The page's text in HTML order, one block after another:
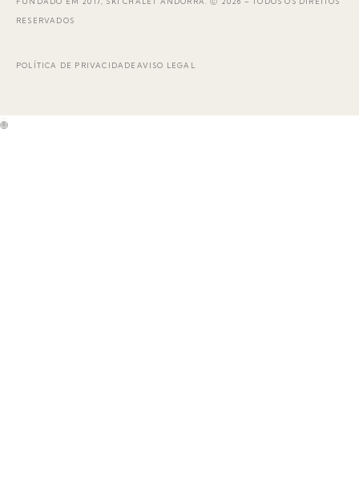
POLÍTICA DE PRIVACIDADE AVISO LEGAL
RESERVADOS